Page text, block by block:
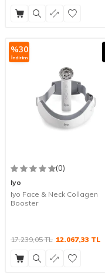
%30
İndirim
(0)
Iyo
Iyo Face & Neck Collagen
Booster
17.239,05TL 12.067,33 TL